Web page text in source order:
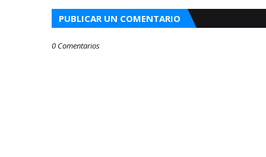
PUBLICAR UN COMENTARIO
0 Comentarios